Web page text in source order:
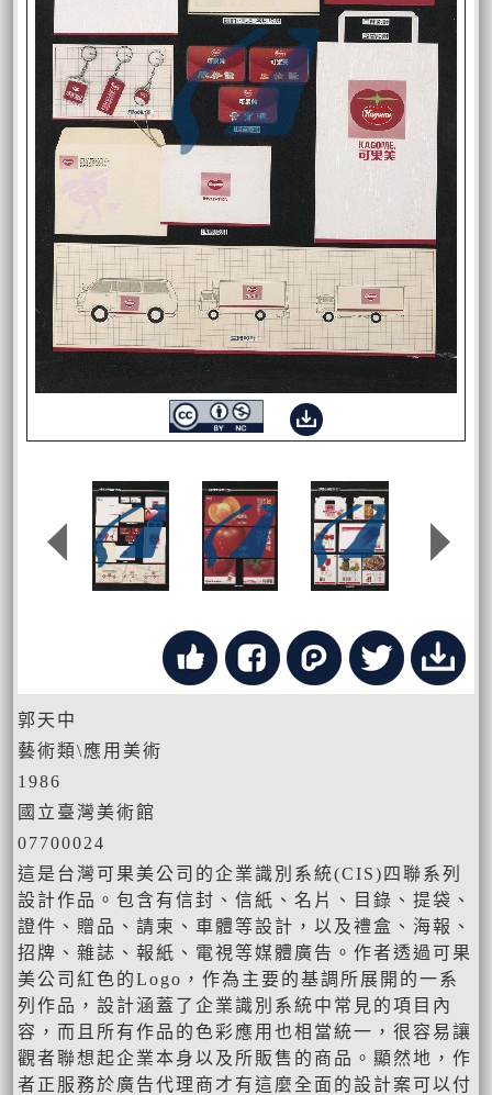
郭天中
藝術類\應用美術
1986
國立臺灣美術館
07700024
這是台灣可果美公司的企業識別系統(CIS)四聯系列
設計作品。包含有信封、信紙、名片、目錄、提袋、
證件、贈品、請柬、車體等設計，以及禮盒、海報、
招牌、雜誌、報紙、電視等媒體廣告。作者透過可果
美公司紅色的Logo，作為主要的基調所展開的一系
列作品，設計涵蓋了企業識別系統中常見的項目內
容，而且所有作品的色彩應用也相當統一，很容易讓
觀者聯想起企業本身以及所販售的商品。顯然地，作
者正服務於廣告代理商才有這麼全面的設計案可以付